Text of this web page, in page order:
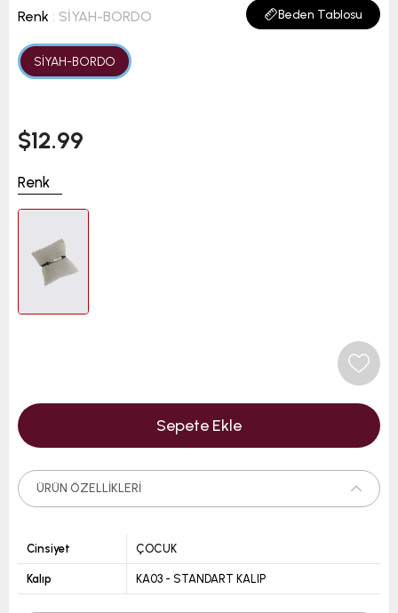
Renk Beden Tablosu
: SİYAH-BORDO
SİYAH-BORDO
$12.99
Renk
ÜRÜN ÖZELLIKLERI
Cinsiyet ÇOCUK
Kalıp KA03 - STANDART KALIP